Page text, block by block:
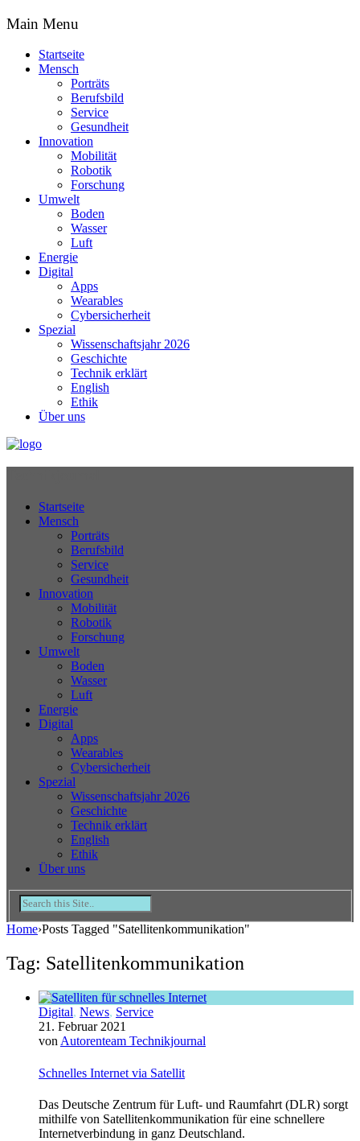
Main Menu
Startseite
Mensch
Porträts
Berufsbild
Service
Gesundheit
Innovation
Mobilität
Robotik
Forschung
Umwelt
Boden
Wasser
Luft
Energie
Digital
Apps
Wearables
Cybersicherheit
Spezial
Wissenschaftsjahr 2026
Geschichte
Technik erklärt
English
Ethik
Über uns
Startseite
Mensch
Porträts
Berufsbild
Service
Gesundheit
Innovation
Mobilität
Robotik
Forschung
Umwelt
Boden
Wasser
Luft
Energie
Digital
Apps
Wearables
Cybersicherheit
Spezial
Wissenschaftsjahr 2026
Geschichte
Technik erklärt
English
Ethik
Über uns
Home›Posts Tagged "Satellitenkommunikation"
Tag: Satellitenkommunikation
Digital, News, Service
21. Februar 2021
von Autorenteam Technikjournal
Schnelles Internet via Satellit
Das Deutsche Zentrum für Luft- und Raumfahrt (DLR) sorgt
mithilfe von Satellitenkommunikation für eine schnellere
Internetverbindung in ganz Deutschland.